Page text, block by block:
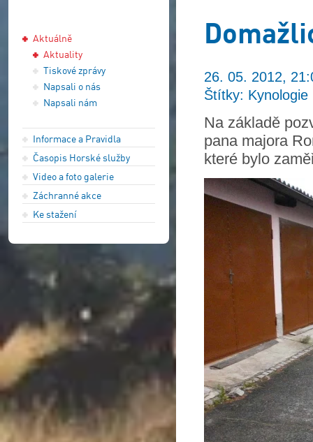
Aktuálně
Aktuality
Tiskové zprávy
Napsali o nás
Napsali nám
Informace a Pravidla
Časopis Horské služby
Video a foto galerie
Záchranné akce
Ke stažení
26. 05. 2012,
Štítky: Kynologie
Na základě
pana majora
které bylo